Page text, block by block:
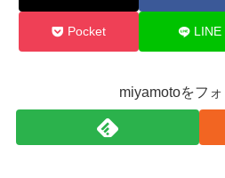
Pocket LINE
miyamotoをフ